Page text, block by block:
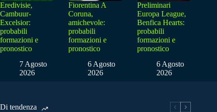
Eredivisie,
Cambuur-
Excelsior:
probabili
formazioni e
pronostico
7 Agosto
2026
Fiorentina A
Coruna,
amichevole:
probabili
formazioni e
pronostico
6 Agosto
2026
Preliminari
Europa League,
Benfica Hearts:
probabili
formazioni e
pronostico
6 Agosto
2026
Di tendenza